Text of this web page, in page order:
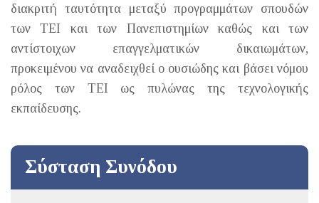
διακριτή ταυτότητα μεταξύ προγραμμάτων σπουδών
των ΤΕΙ και των Πανεπιστημίων καθώς και των
αντίστοιχων επαγγελματικών δικαιωμάτων,
προκειμένου να αναδειχθεί ο ουσιώδης και βάσει νόμου
ρόλος των ΤΕΙ ως πυλώνας της τεχνολογικής
εκπαίδευσης.
Σύσταση Συνόδου